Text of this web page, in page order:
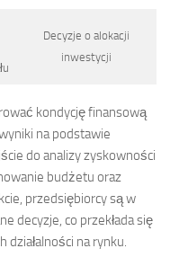
Decyzje o alokacji
inwestycji
kondycję finansową
na podstawie
do analizy zyskowności
budżetu oraz
przedsiębiorcy są w
decyzje, co przekłada się
działalności na rynku.